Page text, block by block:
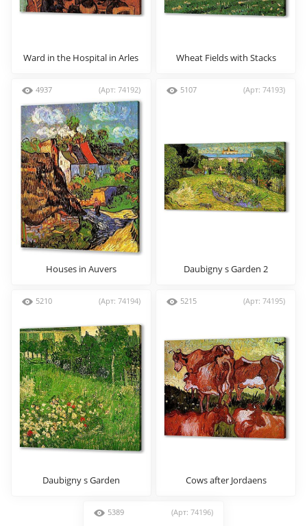
Ward in the Hospital in Arles Wheat Fields with Stacks
4937 (Арт: 74192)
Houses in Auvers
5107 (Арт: 74193)
Daubigny s Garden 2
5210 (Арт: 74194)
Daubigny s Garden
5215 (Арт: 74195)
Cows after Jordaens
5389 (Арт: 74196)